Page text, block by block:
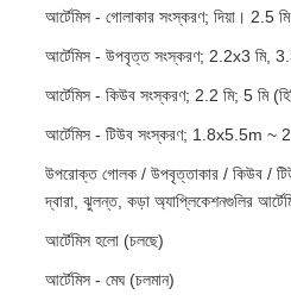
আর্টেমিস - গোলাকার সংস্করণ; দিয়া। 2.5 মি
আর্টেমিস - উপবৃত্ত সংস্করণ; 2.2x3 মি,
আর্টেমিস - কিউব সংস্করণ; 2.2 মি; 5 মি
আর্টেমিস - টিউব সংস্করণ; 1.8x5.5m ~
উপরোক্ত গোলক / উপবৃত্তাকার / কিউব /
দ্বারা, ঝুলন্ত, কড়া অ্যাপ্লিকেশনগুলির
আর্টেমিস হলো (চলছে)
আর্টেমিস - মেঘ (চলমান)